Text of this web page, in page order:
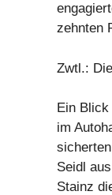
zehnten
Zwtl.:
Ein Blick
im
Seidl
Stainz